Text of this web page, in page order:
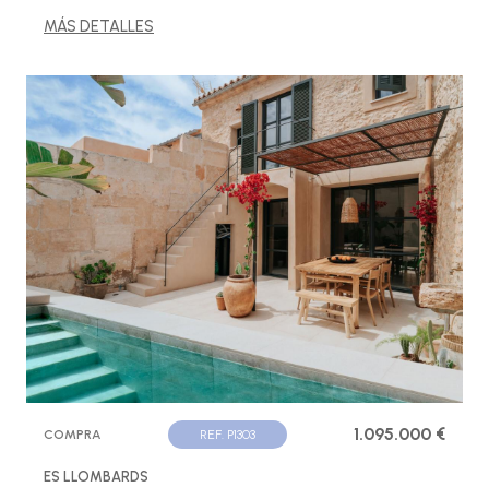
MÁS DETALLES
COMPRA REF. P1303 1.095.000 €
ES LLOMBARDS